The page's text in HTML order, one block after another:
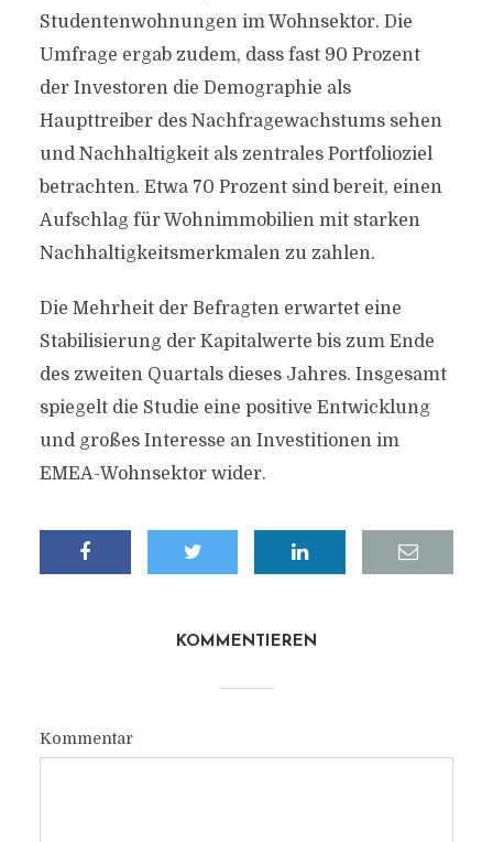
Studentenwohnungen im Wohnsektor. Die
Umfrage ergab zudem, dass fast 90 Prozent
der Investoren die Demographie als
Haupttreiber des Nachfragewachstums sehen
und Nachhaltigkeit als zentrales Portfolioziel
betrachten. Etwa 70 Prozent sind bereit, einen
Aufschlag für Wohnimmobilien mit starken
Nachhaltigkeitsmerkmalen zu zahlen.
Die Mehrheit der Befragten erwartet eine
Stabilisierung der Kapitalwerte bis zum Ende
des zweiten Quartals dieses Jahres. Insgesamt
spiegelt die Studie eine positive Entwicklung
und großes Interesse an Investitionen im
EMEA-Wohnsektor wider.
KOMMENTIEREN
Kommentar